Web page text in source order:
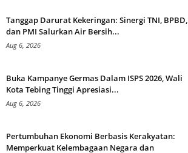
Tanggap Darurat Kekeringan: Sinergi TNI, BPBD,
dan PMI Salurkan Air Bersih...
Aug 6, 2026
Buka Kampanye Germas Dalam ISPS 2026, Wali
Kota Tebing Tinggi Apresiasi...
Aug 6, 2026
Pertumbuhan Ekonomi Berbasis Kerakyatan:
Memperkuat Kelembagaan Negara dan